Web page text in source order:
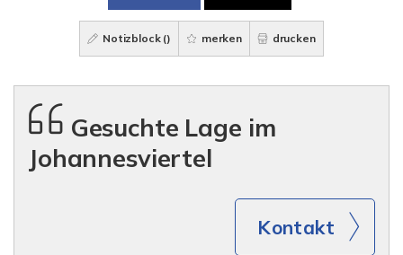
Notizblock () merken drucken
Gesuchte Lage im
Johannesviertel
Kontakt